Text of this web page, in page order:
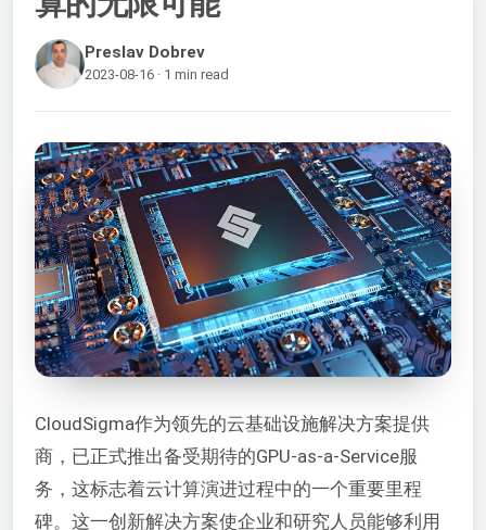
Preslav Dobrev
2023-08-16 · 1 min read
CloudSigma作为领先的云基础设施解决方案提供
商，已正式推出备受期待的GPU-as-a-Service服
务，这标志着云计算演进过程中的一个重要里程
碑。这一创新解决方案使企业和研究人员能够利用